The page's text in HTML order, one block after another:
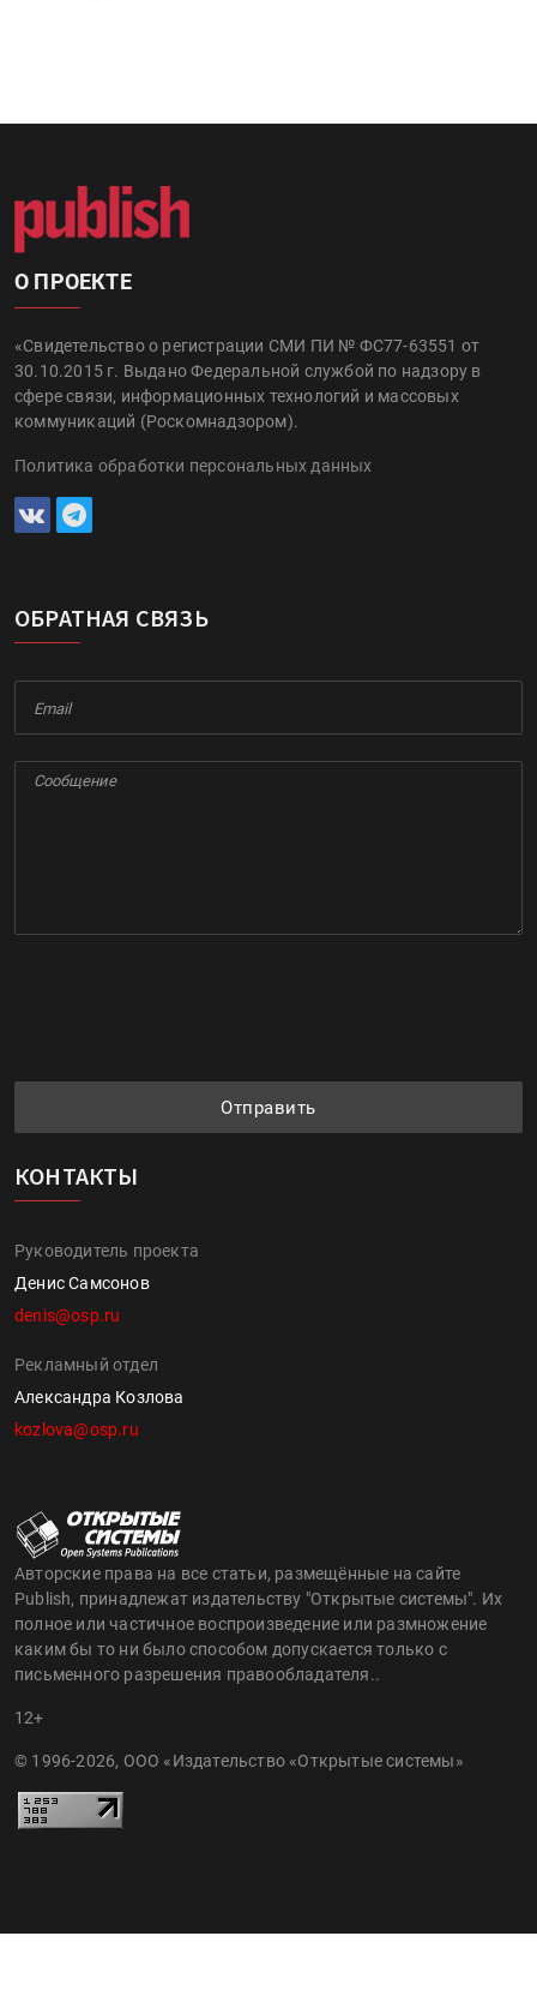
О ПРОЕКТЕ
«Свидетельство о регистрации СМИ ПИ № ФС77-63551 от
30.10.2015 г. Выдано Федеральной службой по надзору в
сфере связи, информационных технологий и массовых
коммуникаций (Роскомнадзором).
Политика обработки персональных данных
ОБРАТНАЯ СВЯЗЬ
Отправить
КОНТАКТЫ
Руководитель проекта
Денис Самсонов
denis@osp.ru
Рекламный отдел
Александра Козлова
kozlova@osp.ru
Авторские права на все статьи, размещённые на сайте
Publish, принадлежат издательству "Открытые системы". Их
полное или частичное воспроизведение или размножение
каким бы то ни было способом допускается только с
письменного разрешения правообладателя..
12+
© 1996-2026, ООО «Издательство «Открытые системы»